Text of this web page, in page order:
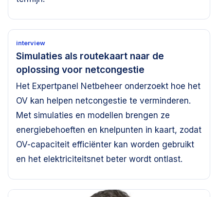
interview
Simulaties als routekaart naar de
oplossing voor netcongestie
Het Expertpanel Netbeheer onderzoekt hoe het
OV kan helpen netcongestie te verminderen.
Met simulaties en modellen brengen ze
energiebehoeften en knelpunten in kaart, zodat
OV-capaciteit efficiënter kan worden gebruikt
en het elektriciteitsnet beter wordt ontlast.